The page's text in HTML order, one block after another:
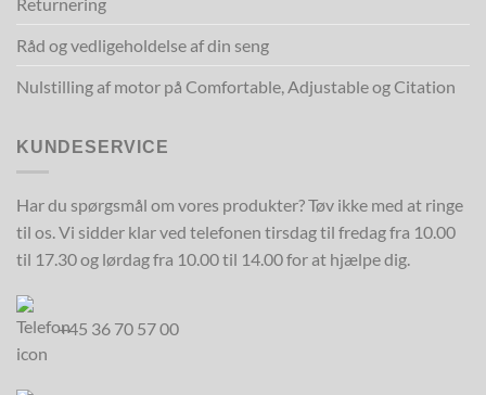
Råd og vedligeholdelse af din seng
Nulstilling af motor på Comfortable, Adjustable og Citation
KUNDESERVICE
Har du spørgsmål om vores produkter? Tøv ikke med at ringe
til os. Vi sidder klar ved telefonen tirsdag til fredag fra 10.00
til 17.30 og lørdag fra 10.00 til 14.00 for at hjælpe dig.
+45 36 70 57 00